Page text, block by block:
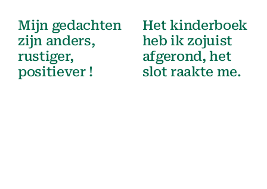
Mijn gedachten
zijn anders,
rustiger,
positiever !
Het kinderboek
heb ik zojuist
afgerond, het
slot raakte me.